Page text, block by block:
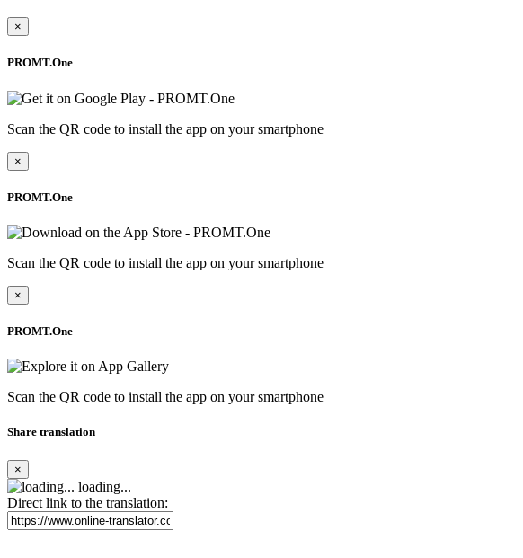
×
PROMT.One
Scan the QR code to install the app on your smartphone
×
PROMT.One
Scan the QR code to install the app on your smartphone
×
PROMT.One
Scan the QR code to install the app on your smartphone
Share translation
×
loading...
Direct link to the translation: